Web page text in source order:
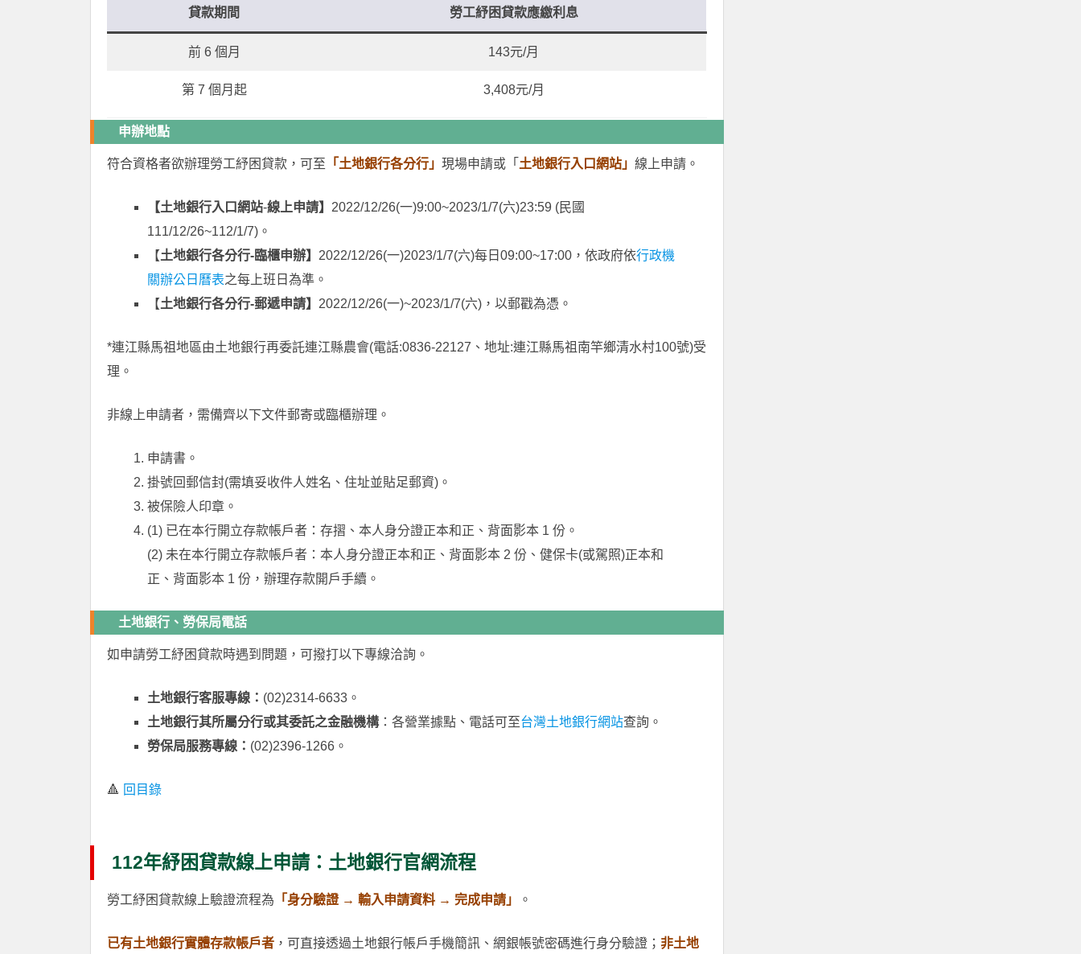
貸款期間 勞工紓困貸款應繳利息
前 6 個月 143元/月
第 7 個月起 3,408元/月
申辦地點
符合資格者欲辦理勞工紓困貸款，可至 「土地銀行各分行」 現場申請或「 土地銀行入口網站」 線上申請。
【土地銀行入口網站-線上申請】 2022/12/26(一)9:00~2023/1/7(六)23:59 (民國
111/12/26~112/1/7)。
【土地銀行各分行-臨櫃申辦】 2022/12/26(一)2023/1/7(六)每日09:00~17:00，依政府依行政機
關辦公日曆表之每上班日為準。
【土地銀行各分行-郵遞申請】 2022/12/26(一)~2023/1/7(六)，以郵戳為憑。
*連江縣馬祖地區由土地銀行再委託連江縣農會(電話:0836-22127、地址:連江縣馬祖南竿鄉清水村100號)受
理。
非線上申請者，需備齊以下文件郵寄或臨櫃辦理。
申請書。
掛號回郵信封(需填妥收件人姓名、住址並貼足郵資)。
被保險人印章。
(1) 已在本行開立存款帳戶者：存摺、本人身分證正本和正、背面影本 1 份。
(2) 未在本行開立存款帳戶者：本人身分證正本和正、背面影本 2 份、健保卡(或駕照)正本和
正、背面影本 1 份，辦理存款開戶手續。
土地銀行、勞保局電話
如申請勞工紓困貸款時遇到問題，可撥打以下專線洽詢。
土地銀行客服專線： (02)2314-6633。
土地銀行其所屬分行或其委託之金融機構：各營業據點、電話可至台灣土地銀行網站查詢。
勞保局服務專線： (02)2396-1266。
🔺 回目錄
112年紓困貸款線上申請：土地銀行官網流程
勞工紓困貸款線上驗證流程為 「身分驗證 → 輸入申請資料 → 完成申請」 。
已有土地銀行實體存款帳戶者 ，可直接透過土地銀行帳戶手機簡訊、網銀帳號密碼進行身分驗證； 非土地